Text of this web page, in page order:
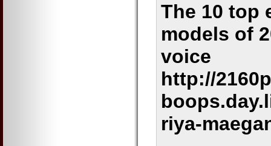
The 10 top
models of
voice
http://
riya-